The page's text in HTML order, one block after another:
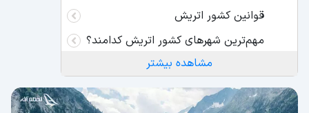
قوانین کشور اتریش
مهم‌ترین شهرهای کشور اتریش کدامند؟
شهر وین
شهر St.Pölten
مشاهده بیشتر